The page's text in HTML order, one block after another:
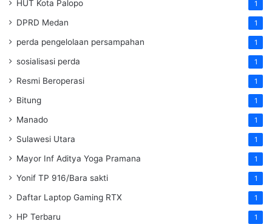
HUT Kota Palopo 1
DPRD Medan 1
perda pengelolaan persampahan 1
sosialisasi perda 1
Resmi Beroperasi 1
Bitung 1
Manado 1
Sulawesi Utara 1
Mayor Inf Aditya Yoga Pramana 1
Yonif TP 916/Bara sakti 1
Daftar Laptop Gaming RTX 1
HP Terbaru 1